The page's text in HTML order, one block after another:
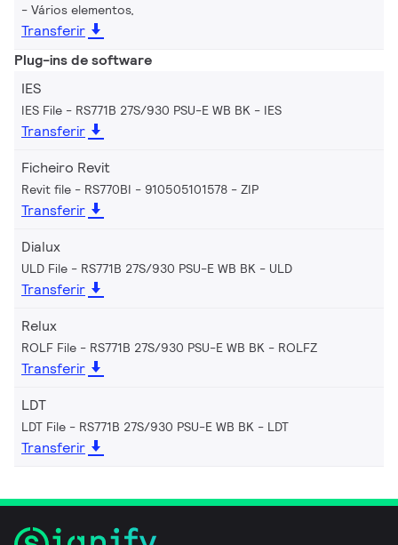
Vários elementos,
Transferir
Plug-ins de software
IES
IES File - RS771B 27S/930 PSU-E WB BK IES
Transferir
Ficheiro Revit
Revit file - RS770BI - 910505101578 ZIP
Transferir
Dialux
ULD File - RS771B 27S/930 PSU-E WB BK ULD
Transferir
Relux
ROLF File - RS771B 27S/930 PSU-E WB BK ROLFZ
Transferir
LDT
LDT File - RS771B 27S/930 PSU-E WB BK LDT
Transferir